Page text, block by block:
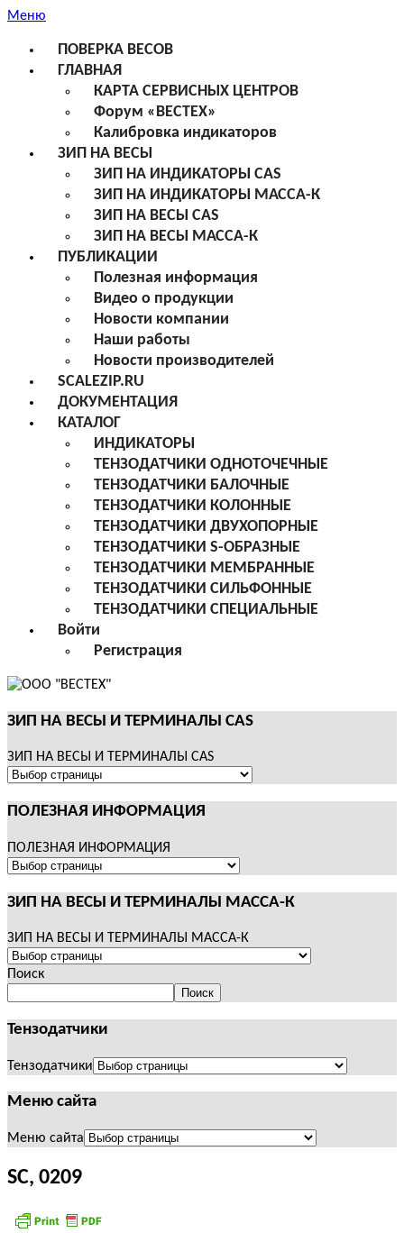
Меню
ПОВЕРКА ВЕСОВ
ГЛАВНАЯ
КАРТА СЕРВИСНЫХ ЦЕНТРОВ
Форум «ВЕСТЕХ»
Калибровка индикаторов
ЗИП НА ВЕСЫ
ЗИП НА ИНДИКАТОРЫ CAS
ЗИП НА ИНДИКАТОРЫ МАССА-К
ЗИП НА ВЕСЫ CAS
ЗИП НА ВЕСЫ МАССА-К
ПУБЛИКАЦИИ
Полезная информация
Видео о продукции
Новости компании
Наши работы
Новости производителей
SCALEZIP.RU
ДОКУМЕНТАЦИЯ
КАТАЛОГ
ИНДИКАТОРЫ
ТЕНЗОДАТЧИКИ ОДНОТОЧЕЧНЫЕ
ТЕНЗОДАТЧИКИ БАЛОЧНЫЕ
ТЕНЗОДАТЧИКИ КОЛОННЫЕ
ТЕНЗОДАТЧИКИ ДВУХОПОРНЫЕ
ТЕНЗОДАТЧИКИ S-ОБРАЗНЫЕ
ТЕНЗОДАТЧИКИ МЕМБРАННЫЕ
ТЕНЗОДАТЧИКИ СИЛЬФОННЫЕ
ТЕНЗОДАТЧИКИ СПЕЦИАЛЬНЫЕ
Войти
Регистрация
ЗИП НА ВЕСЫ И ТЕРМИНАЛЫ CAS
ЗИП НА ВЕСЫ И ТЕРМИНАЛЫ CAS
ПОЛЕЗНАЯ ИНФОРМАЦИЯ
ПОЛЕЗНАЯ ИНФОРМАЦИЯ
ЗИП НА ВЕСЫ И ТЕРМИНАЛЫ МАССА-К
ЗИП НА ВЕСЫ И ТЕРМИНАЛЫ МАССА-К
Поиск
Поиск
Тензодатчики
Тензодатчики
Меню сайта
Меню сайта
SC, 0209